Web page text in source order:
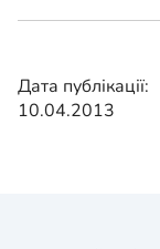
Дата публікації:
10.04.2013